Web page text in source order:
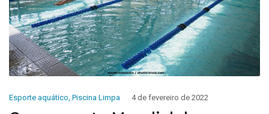
Esporte aquático, Piscina Limpa 4 de fevereiro de 2022